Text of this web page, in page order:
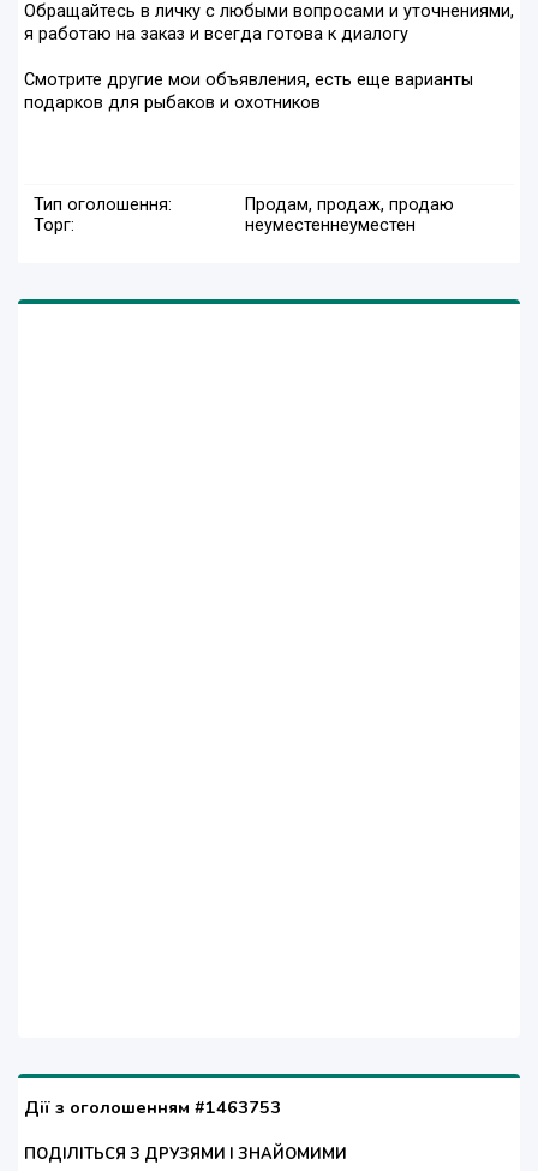
Обращайтесь в личку с любыми вопросами и уточнениями,
я работаю на заказ и всегда готова к диалогу
Смотрите другие мои объявления, есть еще варианты
подарков для рыбаков и охотников
Тип оголошення:
Продам, продаж, продаю
Торг:
неуместеннеуместен
Дії з оголошенням #1463753
ПОДІЛІТЬСЯ З ДРУЗЯМИ І ЗНАЙОМИМИ